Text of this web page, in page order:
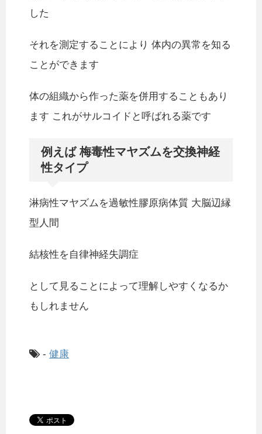
した
それを測定することにより 体内の異常を知る
ことができます
体の組織から作った薬を併用することもあり
ます これがサルコイドと呼ばれる薬です
例えば 梅毒性マヤズムを交換神経
性タイプ
淋病性マヤズムを過敏性膠原病体質 大脳辺縁
型人間
結核性を自律神経失調症
として見ることによって理解しやすくなるか
もしれません
- 健康